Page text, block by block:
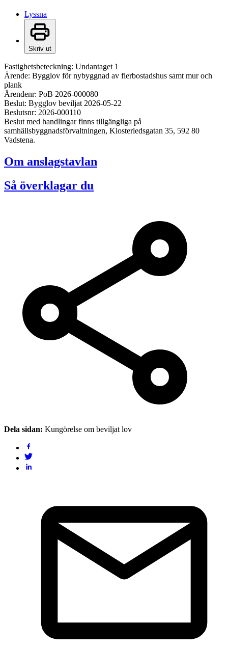
Lyssna
Skriv ut
Fastighetsbeteckning: Undantaget 1
Ärende: Bygglov för nybyggnad av flerbostadshus samt mur och
plank
Ärendenr: PoB 2026-000080
Beslut: Bygglov beviljat 2026-05-22
Beslutsnr: 2026-000110
Beslut med handlingar finns tillgängliga på
samhällsbyggnadsförvaltningen, Klosterledsgatan 35, 592 80
Vadstena.
Om anslagstavlan
Så överklagar du
Dela sidan: Kungörelse om beviljat lov